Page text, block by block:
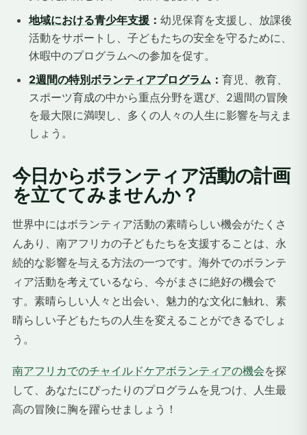
地域における青少年支援 ： 幼児保育を支援し、放課後
活動をサポートし、子どもたちの安全を守るために、
休暇中のプログラムへの参加を促す。
2週間の特別ボランティアプログラム ： 育児、教育、
スポーツ育成の中から重点分野を選び、2週間の冒険
を最大限に満喫し、多くの人々の人生に影響を与えま
しょう。
今日からボランティア活動の計画
を立ててみませんか？
世界中にはボランティア活動の素晴らしい機会がたくさ
んあり、南アフリカの子どもたちを支援することは、永
続的な影響を与える方法の一つです。海外でのボランテ
ィア活動を考えているなら、今がまさに絶好の機会で
す。素晴らしい人々と出会い、魅力的な文化に触れ、素
晴らしい子どもたちの人生を変えることができるでしょ
う。
南アフリカでのチャイルドケアボランティアの機会を探
して、あなたにぴったりのプログラムを見つけ、人生最
高の冒険に胸を躍らせましょう！